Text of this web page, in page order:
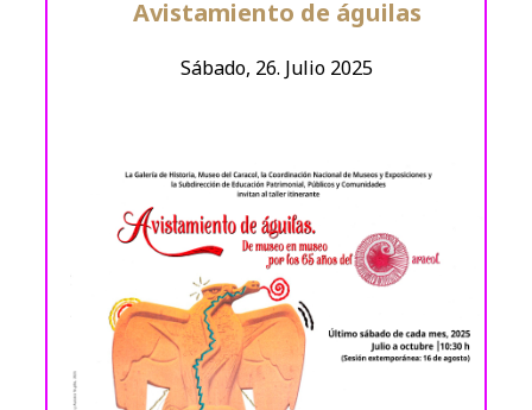
Sábado, 26. Julio 2025
Avistamiento de águilas